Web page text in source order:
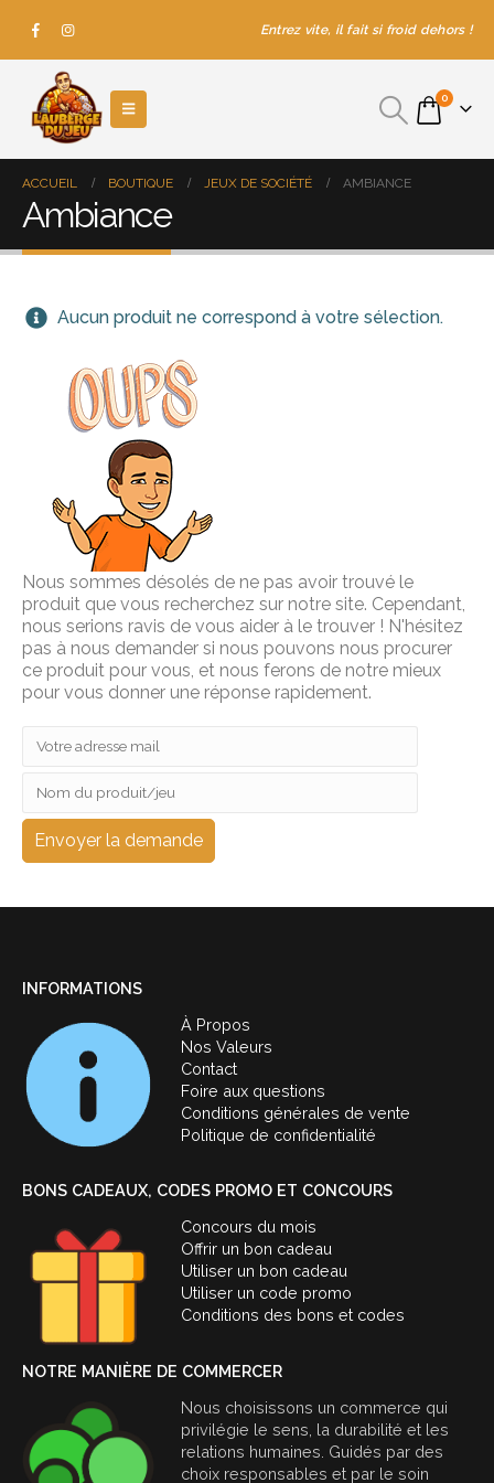
Entrez vite, il fait si froid dehors !
0
ACCUEIL BOUTIQUE JEUX DE SOCIÉTÉ AMBIANCE
Ambiance
Aucun produit ne correspond à votre sélection.
Nous sommes désolés de ne pas avoir trouvé le
produit que vous recherchez sur notre site. Cependant,
nous serions ravis de vous aider à le trouver ! N'hésitez
pas à nous demander si nous pouvons nous procurer
ce produit pour vous, et nous ferons de notre mieux
pour vous donner une réponse rapidement.
INFORMATIONS
À Propos
Nos Valeurs
Contact
Foire aux questions
Conditions générales de vente
Politique de confidentialité
BONS CADEAUX, CODES PROMO ET CONCOURS
Concours du mois
Offrir un bon cadeau
Utiliser un bon cadeau
Utiliser un code promo
Conditions des bons et codes
NOTRE MANIÈRE DE COMMERCER
Nous choisissons un commerce qui
privilégie le sens, la durabilité et les
relations humaines. Guidés par des
choix responsables et par le soin